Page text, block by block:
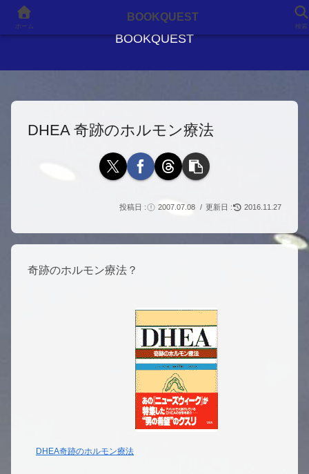
BOOKQUEST
DHEA 奇跡のホルモン療法
2007.07.08 2016.11.27
奇跡のホルモン療法？
DHEA奇跡のホルモン療法
ホーム
BOOKQUEST
検索